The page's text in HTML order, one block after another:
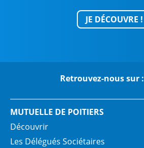
JE DÉCOUVRE !
Retrouvez-nous sur :
MUTUELLE DE POITIERS
Découvrir
Les Délégués Sociétaires